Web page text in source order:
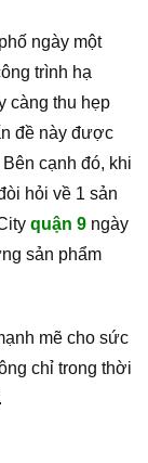
ngày một
trình hạ
càng thu hẹp
đề này được
cạnh đó, khi
hỏi về 1 sản
quận 9 ngày
sản phẩm
mẽ cho sức
chỉ trong thời